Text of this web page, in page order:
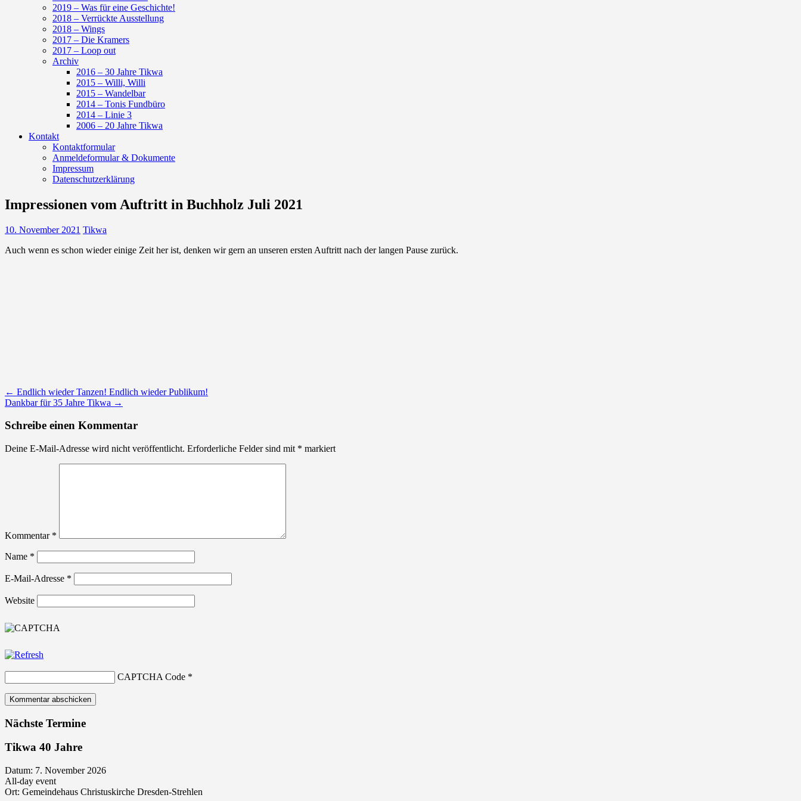
2019 – Was für eine Geschichte!
2018 – Verrückte Ausstellung
2018 – Wings
2017 – Die Kramers
2017 – Loop out
Archiv
2016 – 30 Jahre Tikwa
2015 – Willi, Willi
2015 – Wandelbar
2014 – Tonis Fundbüro
2014 – Linie 3
2006 – 20 Jahre Tikwa
Kontakt
Kontaktformular
Anmeldeformular & Dokumente
Impressum
Datenschutzerklärung
Impressionen vom Auftritt in Buchholz Juli 2021
10. November 2021 Tikwa
Auch wenn es schon wieder einige Zeit her ist, denken wir gern an unseren ersten Auftritt nach der langen Pause zurück.
Post
navigation
← Endlich wieder Tanzen! Endlich wieder Publikum!
Dankbar für 35 Jahre Tikwa →
Schreibe einen Kommentar
Deine E-Mail-Adresse wird nicht veröffentlicht. Erforderliche Felder sind mit * markiert
Kommentar *
Name *
E-Mail-Adresse *
Website
CAPTCHA Code *
Nächste Termine
Tikwa 40 Jahre
Datum: 7. November 2026
All-day event
Ort: Gemeindehaus Christuskirche Dresden-Strehlen